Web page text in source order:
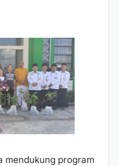
mendukung program